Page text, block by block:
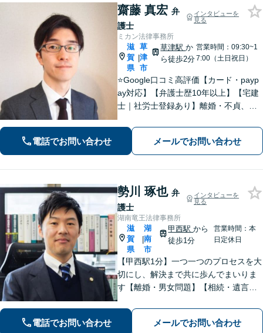
齋藤 真宏 弁
護士
インタビューを
見る
ミカン法律事務所
滋
賀
県
|
草
津
市
草津駅か
ら徒歩2分
営業時間：09:30~1
7:00（土日祝日）
⭐️Google口コミ高評価【カード・payp
ay対応】【弁護士歴10年以上】【宅建
士｜社労士登録あり】離婚・不貞、破
リラックスしてお越しください。丁寧
にお話をお聴きします【草津駅2分｜駐
車場あり】【土日祝対応】
電話でお問い合わせ メールでお問い合わせ
勢川 琢也 弁
護士
インタビューを
見る
湖南竜王法律事務所
滋
賀
県
|
湖
南
市
甲西駅から
徒歩1分
営業時間：本
日定休日
【甲西駅1分】一つ一つのプロセスを大
切にし、解決まで共に歩んでまいりま
す【離婚・男女問題】【相続・遺言】
求、開示請求、損害賠償請求】【労
働・雇用：事業会社での勤務経験あ
電話でお問い合わせ メールでお問い合わせ